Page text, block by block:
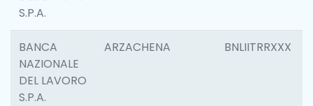
S.P.A.
BANCA
NAZIONALE
DEL LAVORO
S.P.A.
ARZACHENA BNLIITRRXXX